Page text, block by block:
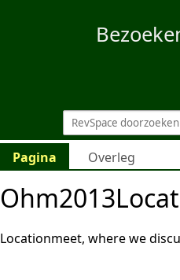
Pagina Overleg
Locationmeet, where we